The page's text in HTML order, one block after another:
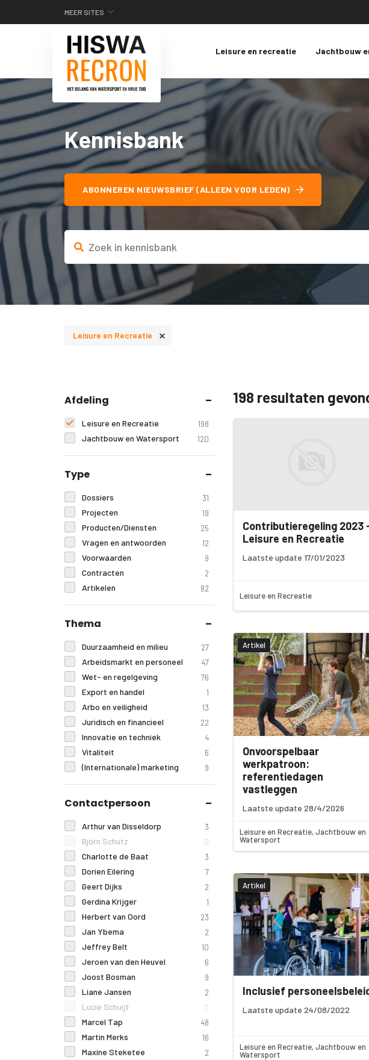
MEER SITES
Leisure en recreatie Jachtbouw
Kennisbank
ABONNEREN NIEUWSBRIEF (ALLEEN VOOR LEDEN)
Leisure en Recreatie ×
Afdeling
Leisure en Recreatie 198
Jachtbouw en Watersport 120
Type
Dossiers 31
Projecten 19
Producten/Diensten 25
Vragen en antwoorden 12
Voorwaarden 9
Contracten 2
Artikelen 82
Thema
Duurzaamheid en milieu 27
Arbeidsmarkt en personeel 47
Wet- en regelgeving 76
Export en handel 1
Arbo en veiligheid 13
Juridisch en financieel 22
Innovatie en techniek 4
Vitaliteit 6
(Internationale) marketing 9
Contactpersoon
Arthur van Disseldorp 3
Björn Schutz 0
Charlotte de Baat 3
Dorien Eilering 7
Geert Dijks 2
Gerdina Krijger 1
Herbert van Oord 23
Jan Ybema 2
Jeffrey Belt 10
Jeroen van den Heuvel 6
Joost Bosman 9
Liane Jansen 2
Lucie Schuijt 0
Marcel Tap 48
Martin Merks 16
Maxine Steketee 2
198 resultaten
Contributieregeling 2023
Leisure en Recreatie
Laatste update 17/01/2023
Leisure en Recreatie
Artikel
Onvoorspelbaar
werkpatroon:
referentiedagen
vastleggen
Laatste update 28/4/2026
Leisure en Recreatie, Jachtbouw en
Watersport
Artikel
Inclusief
Laatste update 24/08/2022
Leisure en Recreatie, Jachtbouw en
Watersport